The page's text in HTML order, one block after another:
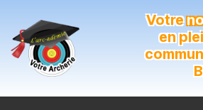
Votre
en